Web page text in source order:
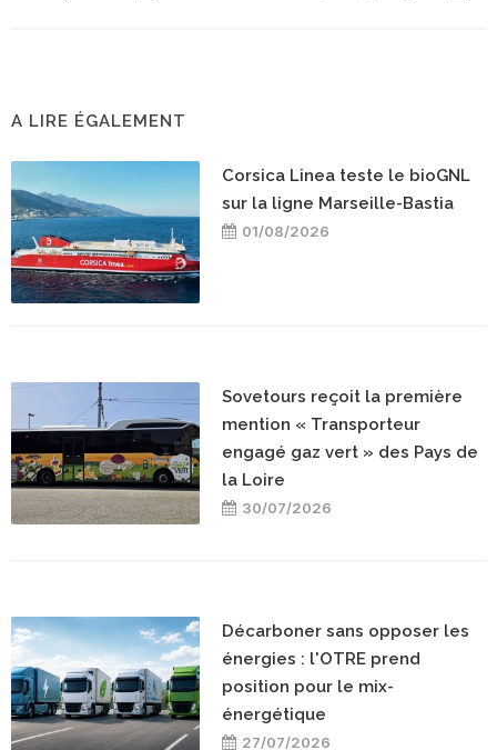
A LIRE ÉGALEMENT
Corsica Linea teste le bioGNL
sur la ligne Marseille-Bastia
01/08/2026
Sovetours reçoit la première
mention « Transporteur
engagé gaz vert » des Pays de
la Loire
30/07/2026
Décarboner sans opposer les
énergies : l'OTRE prend
position pour le mix-
énergétique
27/07/2026